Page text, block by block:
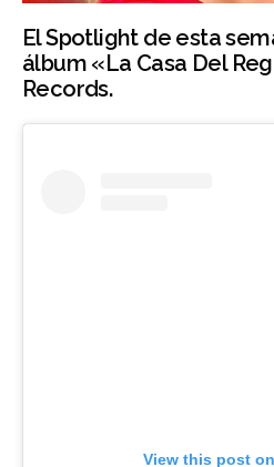
El Spotlight de esta
álbum «La Casa Del
Records.
View this post